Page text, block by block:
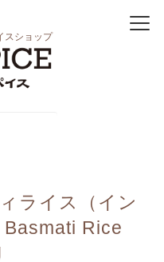
スショップ
ライス（イン
Basmati Rice